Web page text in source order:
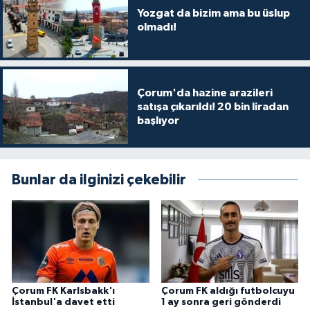
Yozgat da bizim ama bu üslup
olmadı!
Çorum'da hazine arazileri
satışa çıkarıldı! 20 bin liradan
başlıyor
Bunlar da ilginizi çekebilir
Çorum FK Karlsbakk'ı
İstanbul'a davet etti
Çorum FK aldığı futbolcuyu
1 ay sonra geri gönderdi